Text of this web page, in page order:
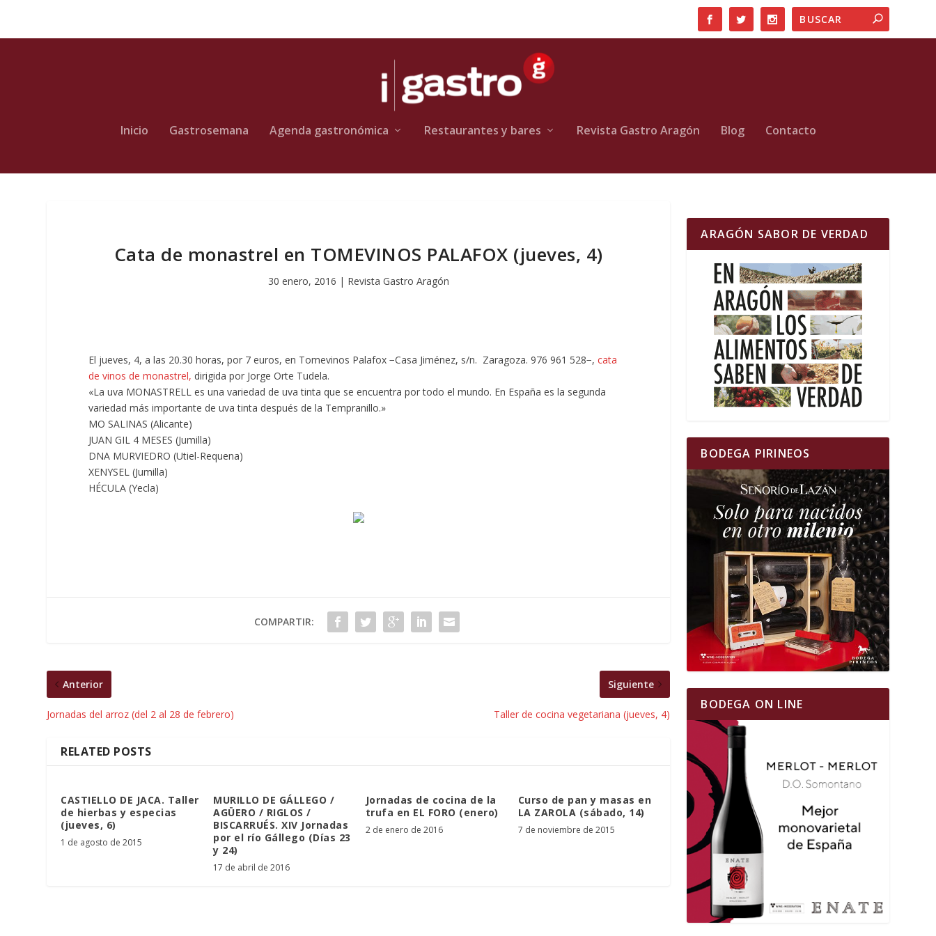
Inicio Gastrosemana Agenda gastronómica Restaurantes y bares Revista Gastro Aragón Blog Contacto
Cata de monastrel en TOMEVINOS PALAFOX (jueves, 4)
30 enero, 2016 | Revista Gastro Aragón
El jueves, 4, a las 20.30 horas, por 7 euros, en Tomevinos Palafox −Casa Jiménez, s/n. Zaragoza. 976 961 528−,cata
de vinos de monastrel, dirigida por Jorge Orte Tudela.
«La uva MONASTRELL es una variedad de uva tinta que se encuentra por todo el mundo. En España es la segunda
variedad más importante de uva tinta después de la Tempranillo.»
MO SALINAS (Alicante)
JUAN GIL 4 MESES (Jumilla)
DNA MURVIEDRO (Utiel-Requena)
XENYSEL (Jumilla)
HÉCULA (Yecla)
COMPARTIR:
Anterior
Jornadas del arroz (del 2 al 28 de febrero)
Siguiente
Taller de cocina vegetariana (jueves, 4)
RELATED POSTS
CASTIELLO DE JACA. Taller
de hierbas y especias
(jueves, 6)
1 de agosto de 2015
MURILLO DE GÁLLEGO /
AGÜERO / RIGLOS /
BISCARRUÉS. XIV Jornadas
por el río Gállego (Días 23
y 24)
17 de abril de 2016
Jornadas de cocina de la
trufa en EL FORO (enero)
2 de enero de 2016
Curso de pan y masas en
LA ZAROLA (sábado, 14)
7 de noviembre de 2015
ARAGÓN SABOR DE VERDAD
BODEGA PIRINEOS
BODEGA ON LINE